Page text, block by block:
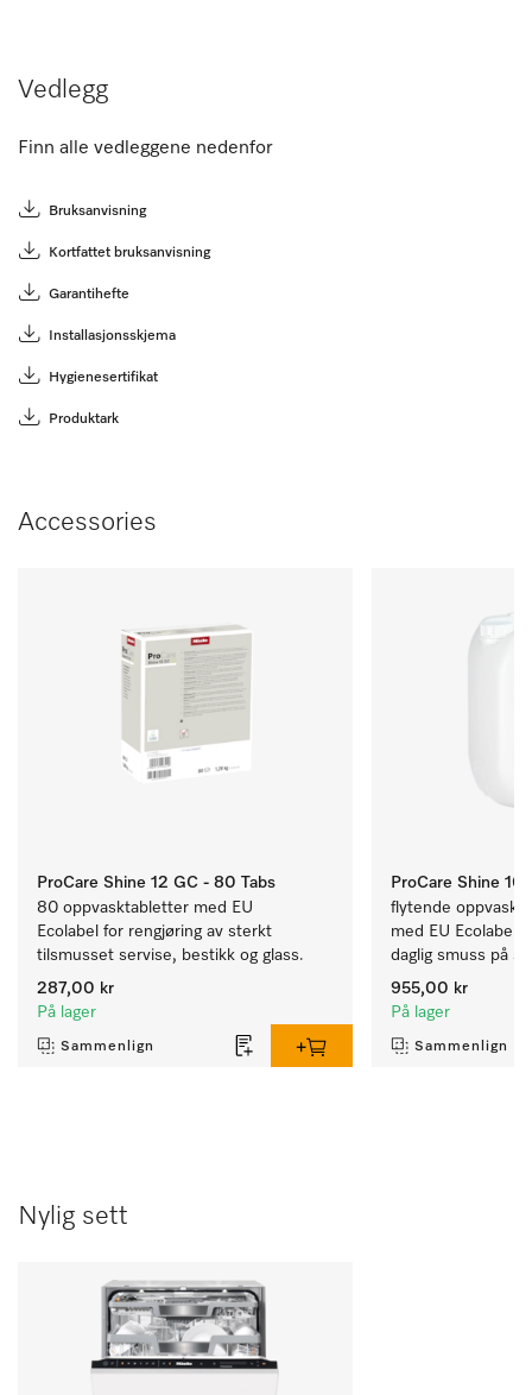
Vedlegg
Finn alle vedleggene nedenfor
Bruksanvisning
Kortfattet bruksanvisning
Garantihefte
Installasjonsskjema
Hygienesertifikat
Produktark
Accessories
ProCare Shine 12 GC - 80 Tabs
80 oppvasktabletter med EU
Ecolabel for rengjøring av sterkt
tilsmusset servise, bestikk og glass.
287,00 kr
På lager
Sammenlign
ProCare Shine 10
flytende
med EU Ecolabel
daglig smuss på
glass.
955,00 kr
På lager
Sammenlign
Nylig sett